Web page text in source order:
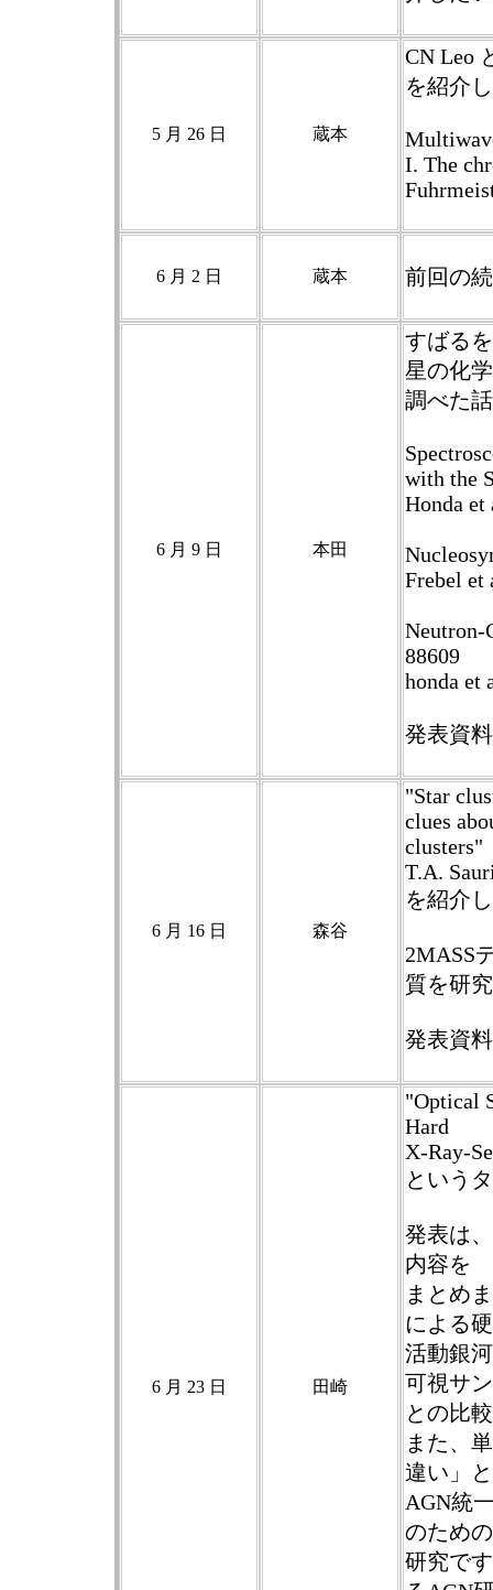
5 月 26 日 蔵本
CN Leo
を紹介
I. The
6 月 2 日 蔵本 前回の
6 月 9 日 本田
すばる
星の化
調べた
with the
Honda et
Frebel et
Neutron-
88609
honda et
発表資
6 月 16 日 森谷
"Star
clues
clusters"
T.A.
を紹介
2MASS
質を研
発表資
6 月 23 日 田崎
"Optical
Hard
X-Ray-
という
発表は
内容を
まとめ
による
活動銀
可視サ
との比
また、
違い」
AGN統
のため
研究で